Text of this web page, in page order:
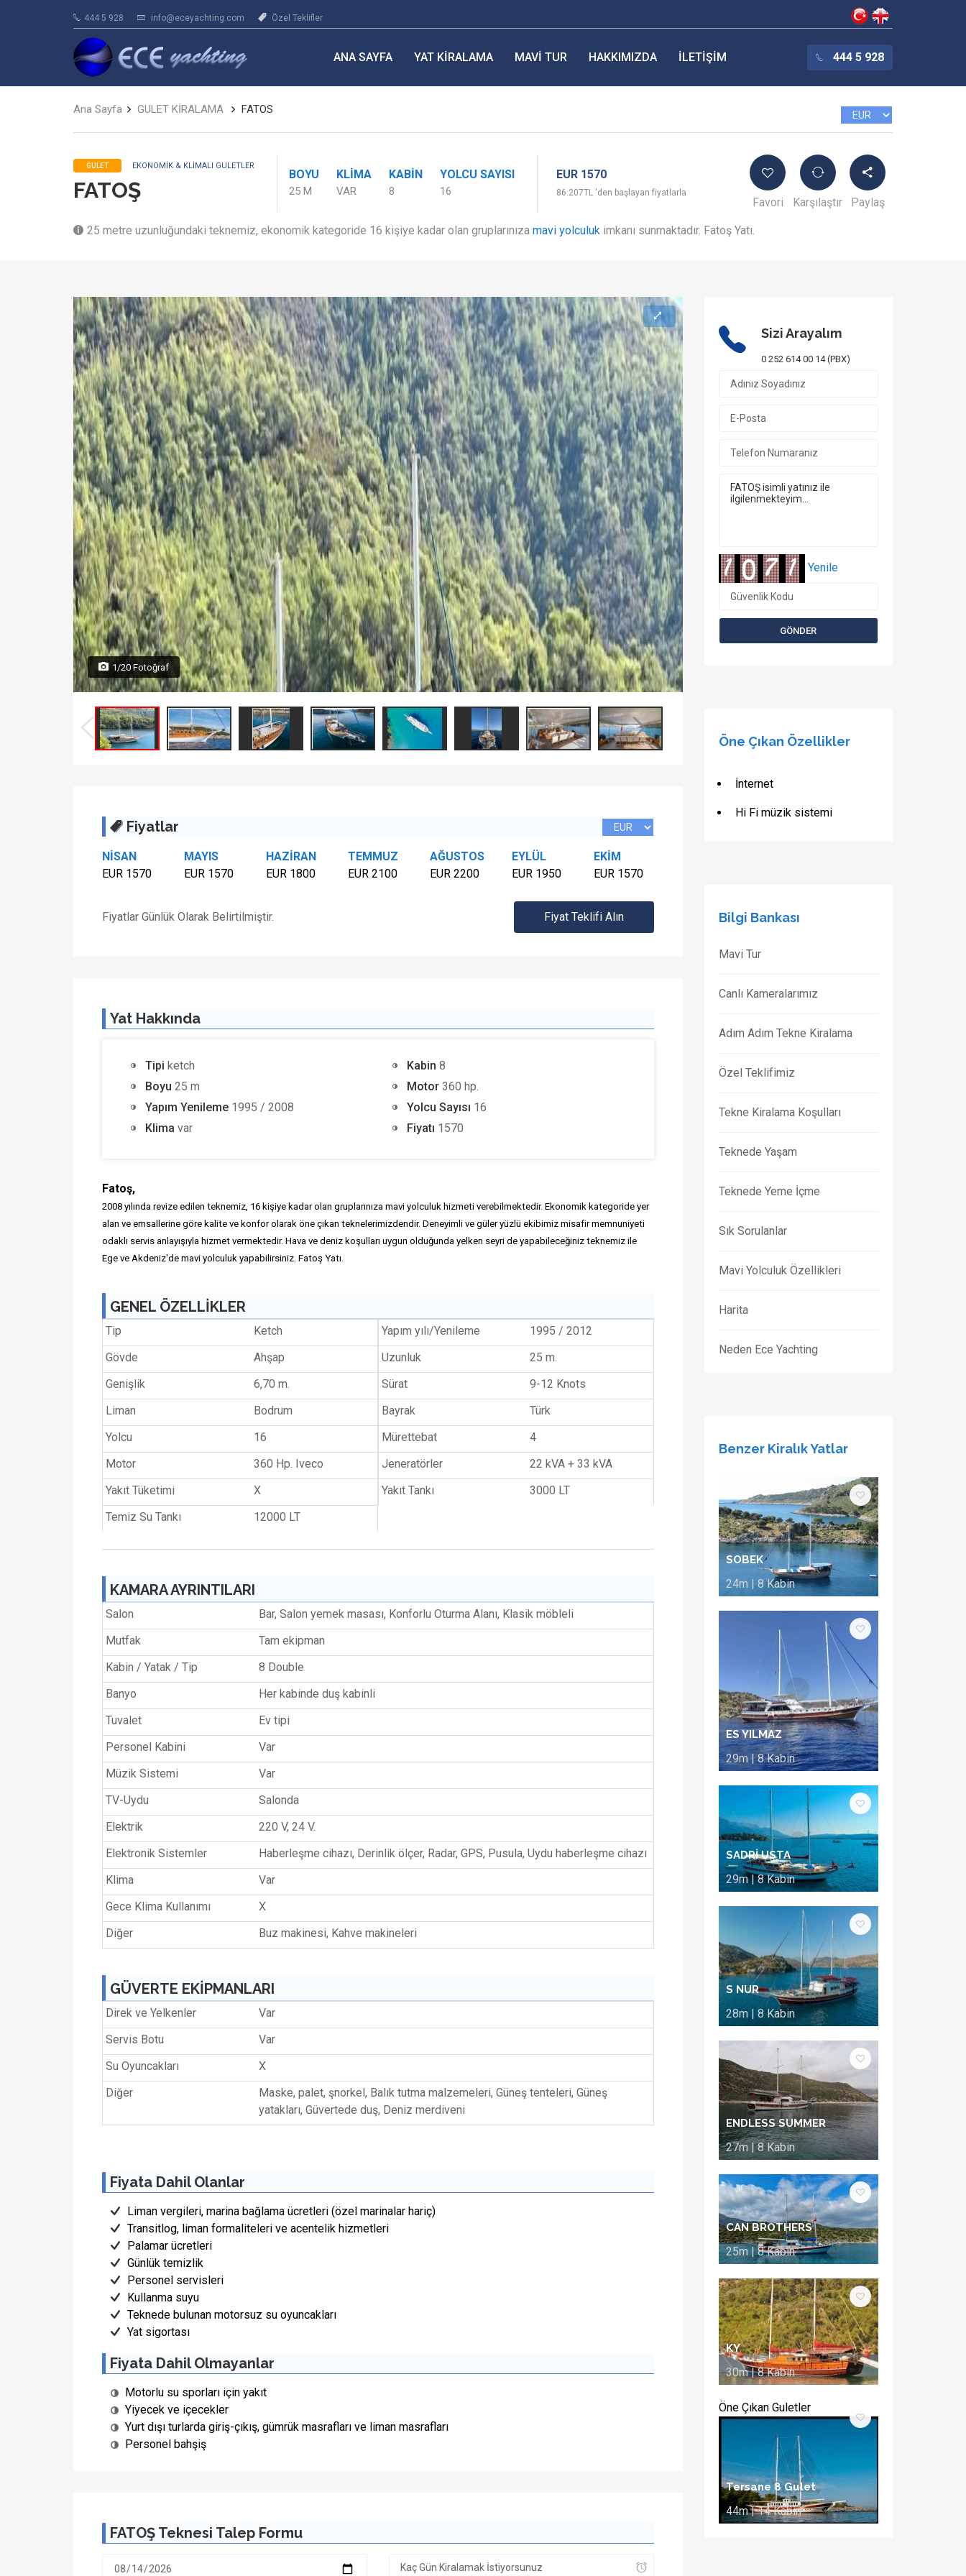
444 5 928 info@eceyachting.com Özel Teklifler
ANA SAYFA YAT KIRALAMA MAVI TUR HAKKIMIZDA İLETIŞIM 444 5 928
Ana Sayfa GULET KİRALAMA FATOS
GULET EKONOMIK & KLIMALI GULETLER
FATOŞ
BOYU
25 M
KLIMA
VAR
KABIN
8
YOLCU SAYISI
16
EUR 1570
86.207TL 'den başlayan fiyatlarla
Favori Karşılaştır Paylaş
25 metre uzunluğundaki teknemiz, ekonomik kategoride 16 kişiye kadar olan gruplarınıza mavi yolculuk imkanı sunmaktadır. Fatoş Yatı.
1/20 Fotoğraf
Fiyatlar
NİSAN
EUR 1570
MAYIS
EUR 1570
HAZİRAN
EUR 1800
TEMMUZ
EUR 2100
AĞUSTOS
EUR 2200
EYLÜL
EUR 1950
EKİM
EUR 1570
Fiyatlar Günlük Olarak Belirtilmiştir. Fiyat Teklifi Alın
Yat Hakkında
Tipi ketch
Boyu 25 m
Yapım Yenileme 1995 / 2008
Klima var
Kabin 8
Motor360 hp.
Yolcu Sayısı 16
Fiyatı 1570
Fatoş,
2008 yılında revize edilen teknemiz, 16 kişiye kadar olan gruplarınıza mavi yolculuk hizmeti verebilmektedir. Ekonomik kategoride yer
alan ve emsallerine göre kalite ve konfor olarak öne çıkan teknelerimizdendir. Deneyimli ve güler yüzlü ekibimiz misafir memnuniyeti
odaklı servis anlayışıyla hizmet vermektedir. Hava ve deniz koşulları uygun olduğunda yelken seyri de yapabileceğiniz teknemiz ile
Ege ve Akdeniz'de mavi yolculuk yapabilirsiniz. Fatoş Yatı.
GENEL ÖZELLİKLER
Tip Ketch Yapım yılı/Yenileme
1995 / 2012
Gövde
Ahşap Uzunluk
25 m.
Genişlik
6,70 m. Sürat
9-12 Knots
Liman
Bodrum Bayrak
Türk
Yolcu
16 Mürettebat
4
Motor
360 Hp. Iveco Jeneratörler
22 kVA + 33 kVA
Yakıt Tüketimi
X Yakıt Tankı
3000 LT
Temiz Su Tankı
12000 LT
KAMARA AYRINTILARI
Salon
Bar, Salon yemek masası, Konforlu Oturma Alanı, Klasik möbleli
Mutfak
Tam ekipman
Kabin / Yatak / Tip
8 Double
Banyo
Her kabinde duş kabinli
Tuvalet
Ev tipi
Personel Kabini
Var
Müzik Sistemi
Var
TV-Uydu
Salonda
Elektrik
220 V, 24 V.
Elektronik Sistemler
Haberleşme cihazı, Derinlik ölçer, Radar, GPS, Pusula, Uydu haberleşme cihazı
Klima
Var
Gece Klima Kullanımı
X
Diğer
Buz makinesi, Kahve makineleri
GÜVERTE EKİPMANLARI
Direk ve Yelkenler
Var
Servis Botu
Var
Su Oyuncakları
X
Diğer
Maske, palet, şnorkel, Balık tutma malzemeleri, Güneş tenteleri, Güneş
yatakları, Güvertede duş, Deniz merdiveni
Fiyata Dahil Olanlar
Liman vergileri, marina bağlama ücretleri (özel marinalar hariç)
Transitlog, liman formaliteleri ve acentelik hizmetleri
Palamar ücretleri
Günlük temizlik
Personel servisleri
Kullanma suyu
Teknede bulunan motorsuz su oyuncakları
Yat sigortası
Fiyata Dahil Olmayanlar
Motorlu su sporları için yakıt
Yiyecek ve içecekler
Yurt dışı turlarda giriş-çıkış, gümrük masrafları ve liman masrafları
Personel bahşiş
FATOŞ Teknesi Talep Formu
Sizi Arayalım
0 252 614 00 14 (PBX)
Yenile
Öne Çıkan Özellikler
İnternet
Hi Fi müzik sistemi
Bilgi Bankası
Mavi Tur
Canlı Kameralarımız
Adım Adım Tekne Kiralama
Özel Teklifimiz
Tekne Kiralama Koşulları
Teknede Yaşam
Teknede Yeme İçme
Sık Sorulanlar
Mavi Yolculuk Özellikleri
Harita
Neden Ece Yachting
Benzer Kiralık Yatlar
SOBEK
24m | 8 Kabin
ES YILMAZ
29m | 8 Kabin
SADRİ USTA
29m | 8 Kabin
S NUR
28m | 8 Kabin
ENDLESS SUMMER
27m | 8 Kabin
CAN BROTHERS
25m | 8 Kabin
KY
30m | 8 Kabin
Öne Çıkan Guletler
Tersane 8 Gulet
44m | 14 Kabin